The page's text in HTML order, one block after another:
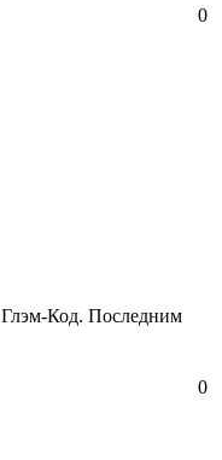
0
Глэм-Код. Последним
0